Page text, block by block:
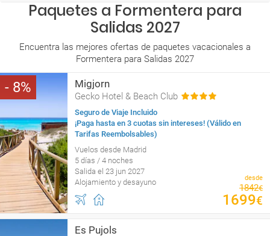
Paquetes a Formentera para
Salidas 2027
Encuentra las mejores ofertas de paquetes vacacionales a
Formentera para Salidas 2027
8 Migjorn
Gecko Hotel & Beach Club
Seguro de Viaje Incluido
¡Paga hasta en 3 cuotas sin intereses! (Válido en
Tarifas Reembolsables)
Vuelos desde Madrid
5 días / 4 noches
Salida el 23 jun 2027
Alojamiento y desayuno
desde
1842€
1699€
Es Pujols